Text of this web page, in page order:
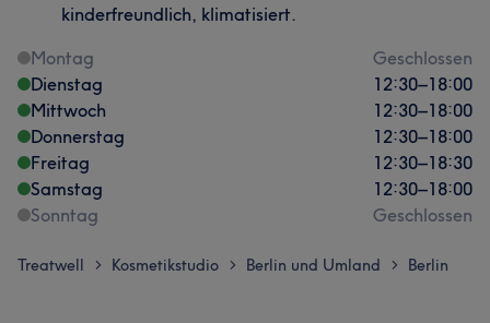
kinderfreundlich, klimatisiert.
Montag
Geschlossen
Dienstag
12:30–18:00
Mittwoch
12:30–18:00
Donnerstag
12:30–18:00
Freitag
12:30–18:30
Samstag
12:30–18:00
Sonntag
Geschlossen
Treatwell > Kosmetikstudio > Berlin und Umland > Berlin